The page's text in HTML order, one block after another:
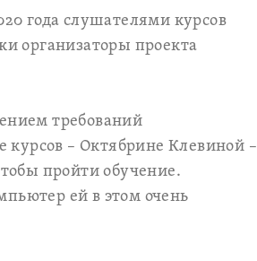
года слушателями курсов
организаторы проекта
требований
– Октябрине Клевиной –
пройти обучение.
ей в этом очень